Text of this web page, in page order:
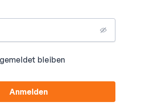
bleiben
Anmelden